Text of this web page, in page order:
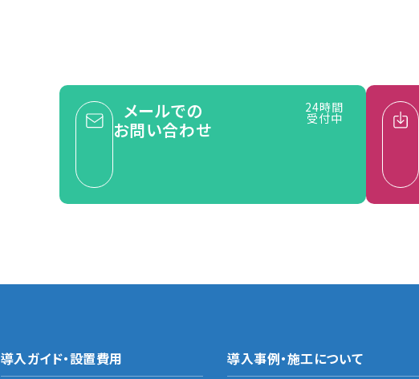
メールでの
お問い合わせ
24時間
受付中
導入ガイド・設置費用 導入事例・施工について